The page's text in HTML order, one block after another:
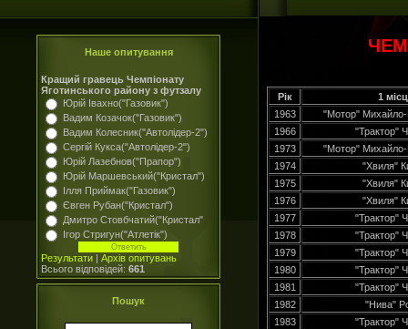
Наше опитування
Кращий гравець Чемпіонату
Яготинського району з футзалу
Юрій Івахно("Газовик")
Вадим Козачок("Газовик")
Вадим Колесник("Автолідер-2")
Сергій Кукса("Автолідер-2")
Юрій Лазебнов("Прапор")
Юрій Маршевський("Кристал")
Ілля Приймак("Газовик")
Євген Рубан("Кристал")
Дмитро Стовбчатий("Кристал"
Ігор Стригун("Атлетік")
Результати | Архів опитувань
Всього відповідей: 661
Пошук
Рік
1
1963
"Мотор"
1966
"Трактор"
1973
"Мотор"
1974
"Хвиля"
1975
"Хвиля"
1976
"Хвиля"
1977
"Трактор"
1978
"Трактор"
1979
"Трактор"
1980
"Трактор"
1981
"Трактор"
1982
"Нива"
1983
"Трактор"